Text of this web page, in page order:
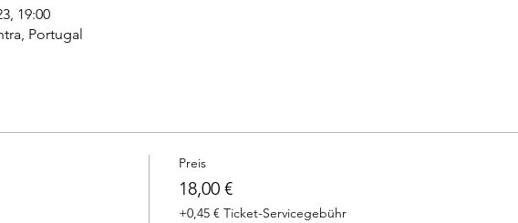
19:00
Portugal
Preis
18,00 €
+0,45 € Ticket-Servicegebühr